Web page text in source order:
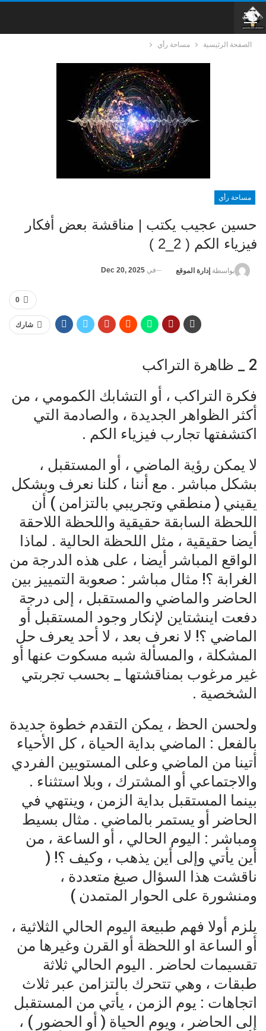
الصفحة الرئيسية مساحة رأي
مساحة رأي
حسين عجيب يكتب | مناقشة بعض أفكار
فيزياء الكم ( 2_2 )
بواسطة إدارة الموقع في Dec 20, 2025
0
شارك
2 _ ظاهرة التراكب
فكرة التراكب ، أو التشابك الكمومي ، من
أكثر الظواهر الجديدة ، والصادمة التي
اكتشفتها تجارب فيزياء الكم .
لا يمكن رؤية الماضي ، أو المستقبل ،
بشكل مباشر . مع أننا ، كلنا نعرف وبشكل
يقيني ( منطقي وتجريبي بالتزامن ) أن
اللحظة السابقة حقيقية واللحظة اللاحقة
أيضا حقيقية ، مثل اللحظة الحالية . لماذا
الواقع المباشر أيضا ، على هذه الدرجة من
الغرابة ؟! مثال مباشر : صعوبة التمييز بين
الحاضر والماضي والمستقبل ، إلى درجة
دفعت اينشتاين لإنكار وجود المستقبل أو
الماضي ؟! لا نعرف بعد ، لا أحد يعرف حل
المشكلة ، والمسألة شبه مسكوت عنها أو
غير مرغوب بمناقشتها _ بحسب تجربتي
الشخصية .
ولحسن الحظ ، يمكن التقدم خطوة جديدة
بالفعل : الماضي بداية الحياة ، كل الأحياء
أتينا من الماضي وعلى المستويين الفردي
والاجتماعي أو المشترك ، وبلا استثناء .
بينما المستقبل بداية الزمن ، وينتهي في
الحاضر أو يستمر بالماضي . مثال بسيط
ومباشر : اليوم الحالي ، أو الساعة ، من
أين يأتي وإلى أين يذهب ، وكيف ؟! (
ناقشت هذا السؤال صيغ متعددة ،
ومنشورة على الحوار المتمدن )
يلزم أولا فهم طبيعة اليوم الحالي الثلاثية ،
أو الساعة او اللحظة أو القرن وغيرها من
تقسيمات لحاضر . اليوم الحالي ثلاثة
طبقات ، وهي تتحرك بالتزامن عبر ثلاث
اتجاهات : يوم الزمن ، يأتي من المستقبل
إلى الحاضر ، ويوم الحياة ( أو الحضور ) ،